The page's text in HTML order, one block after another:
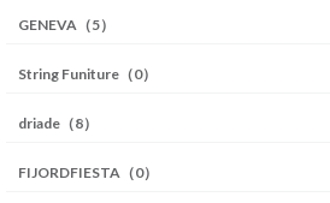
GENEVA（5）
String Funiture（0）
driade（8）
FIJORDFIESTA（0）